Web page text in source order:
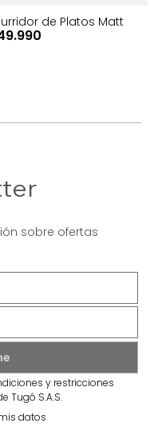
de Platos Matt
.990
sobre ofertas
y restricciones
Tugó S.A.S.
datos